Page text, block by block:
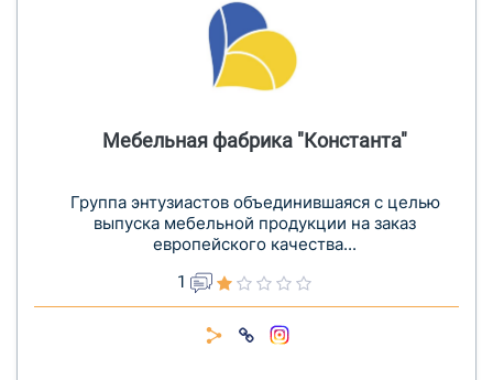
Мебельная фабрика "Константа"
Группа энтузиастов объединившаяся с целью
выпуска мебельной продукции на заказ
европейского качества...
1